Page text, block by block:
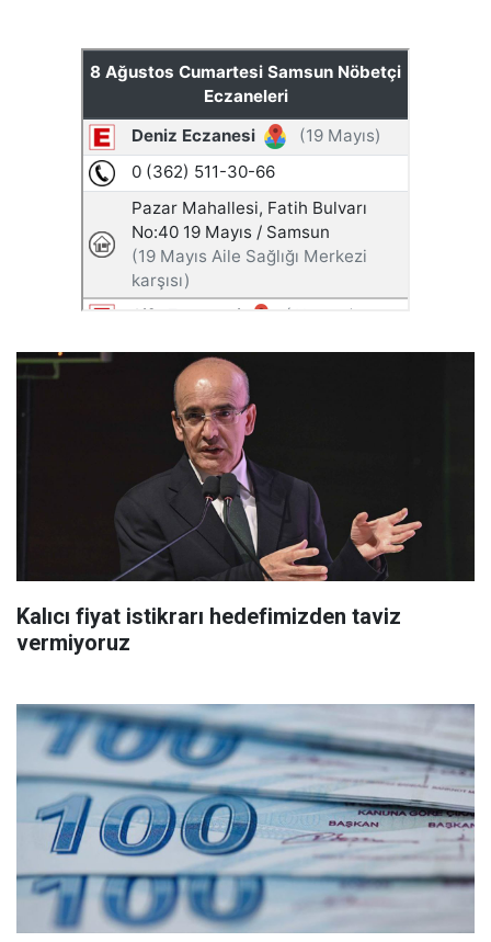
Kalıcı fiyat istikrarı hedefimizden taviz
vermiyoruz